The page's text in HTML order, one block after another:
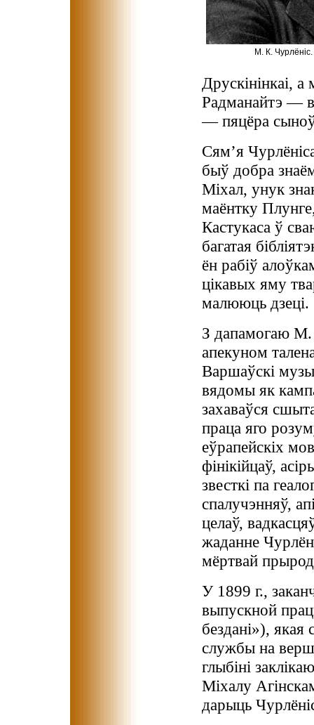
М. К. Чурлёніс.
Друскінінкаі,
Радманайтэ —
— пяцёра
Сям’я
быў добра
Міхал, унук
маёнтку
Кастукаса ў
багатая
ён рабіў
цікавых яму
малююць дзеці.
З дапамогаю М.
апекуном
Варшаўскі
вядомы як
захаваўся
праца яго
еўрапейскіх
фінікійцаў,
звесткі па
спалучэнняў,
целаў,
жаданне
мёртвай
У 1899 г.,
выпускной
бездані»), якая
службы на
глыбіні
Міхалу
дарыць